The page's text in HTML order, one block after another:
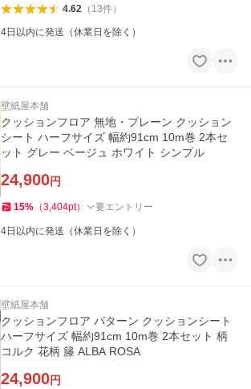
4.62（ 13件）
4日以内に発送（休業日を除く）
壁紙屋本舗
クッションフロア 無地・プレーン クッション
シート ハーフサイズ 幅約91cm 10m巻 2本セ
ット グレー ベージュ ホワイト シンプル
24,900円
15% （3,404pt） 要エントリー
4日以内に発送（休業日を除く）
壁紙屋本舗
クッションフロア パターン クッションシート
ハーフサイズ 幅約91cm 10m巻 2本セット 柄
コルク 花柄 籐 ALBA ROSA
24,900円